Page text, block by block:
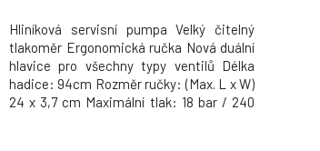
Hliníková servisní pumpa Velký čitelný
tlakoměr Ergonomická ručka Nová duální
hlavice pro všechny typy ventilů Délka
hadice: 94cm Rozměr ručky: (Max. L x W)
24 x 3,7 cm Maximální tlak: 18 bar / 240